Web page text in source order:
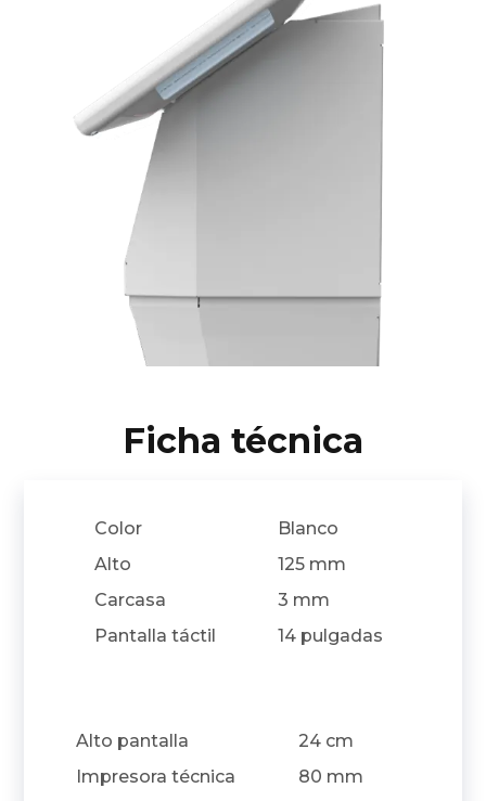
Ficha técnica
Color
Alto
Carcasa
Pantalla táctil
Blanco
125 mm
3 mm
14 pulgadas
Alto pantalla
Impresora técnica
24 cm
80 mm